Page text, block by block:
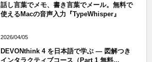
話し言葉でメモ、書き言葉でメール。無料で
使えるMacの音声入力『TypeWhisper』
2026/04/05
DEVONthink 4 を日本語で学ぶ — 図解つき
インタラクティブコース（Part 1 無料...